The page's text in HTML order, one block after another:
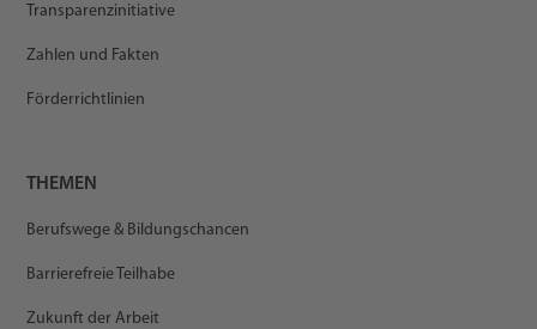
Transparenzinitiative
Zahlen und Fakten
Förderrichtlinien
THEMEN
Berufswege & Bildungschancen
Barrierefreie Teilhabe
Zukunft der Arbeit